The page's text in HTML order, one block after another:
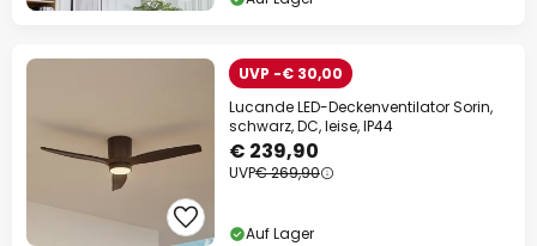
UVP -€ 30,00
Lucande LED-Deckenventilator Sorin,
schwarz, DC, leise, IP44
€ 239,90
UVP€ 269,90
Auf Lager